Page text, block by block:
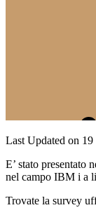
Last Updated on
E’ stato presentato
nel campo IBM i a
Trovate la survey